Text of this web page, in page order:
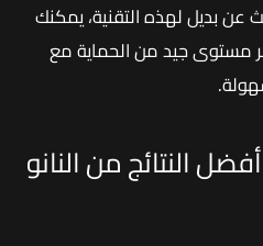
بديل لهذه التقنية، يمكنك
مستوى جيد من الحماية مع
النتائج من النانو